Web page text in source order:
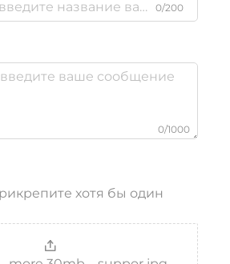
0/200
0/1000
хотя бы один